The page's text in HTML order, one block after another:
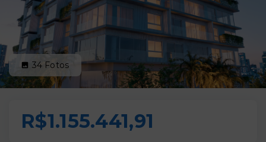
34 Fotos
R$1.155.441,91